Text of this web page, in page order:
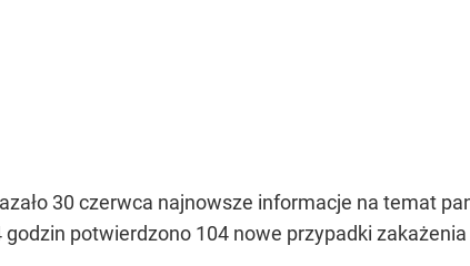
30 czerwca najnowsze informacje na temat
potwierdzono 104 nowe przypadki